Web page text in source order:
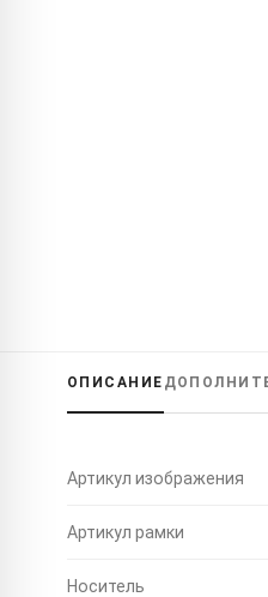
ОПИСАНИЕ
Артикул изображения
Артикул рамки
Носитель